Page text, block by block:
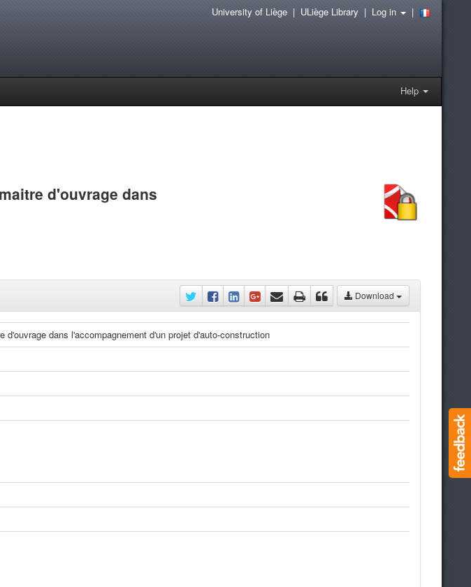
Help
University of Liège| ULiège Library | Log in |
d'ouvrage dans
Download
dans l'accompagnement d'un projet d'auto-construction